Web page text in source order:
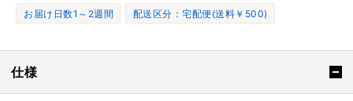
お届け日数1～2週間
配送区分：宅配便(送料￥500)
仕様